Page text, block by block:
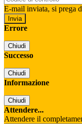
E-mail inviata, si prega
Errore
Chiudi
Successo
Chiudi
Informazione
Chiudi
Attendere...
Attendere il